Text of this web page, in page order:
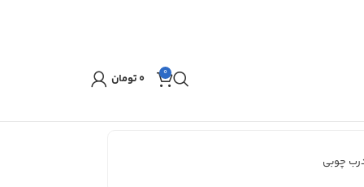
0 ۰ تومان